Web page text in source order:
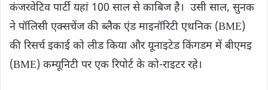
कंजरवेटिव पार्टी यहां 100 साल से काबिज है। उसी साल, सुनक
ने पॉलिसी एक्सचेंज की ब्लैक एंड माइनॉरिटी एथनिक (BME)
की रिसर्च इकाई को लीड किया और यूनाइटेड किंगडम में बीएमइ
(BME) कम्यूनिटी पर एक रिपोर्ट के को-राइटर रहे।